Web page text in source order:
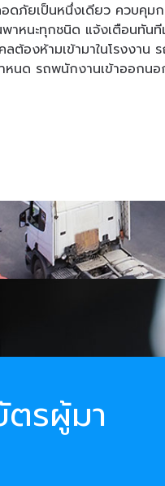
ดภัยเป็นหนึ่งเดียว ควบคุม
าหนะทุกชนิด แจ้งเตือนทันที
ต้องห้ามเข้ามาในโรงงาน
หนด รถพนักงานเข้าออกนอ
รผู้มา